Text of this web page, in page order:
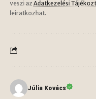
veszi az Adatkezelési
leiratkozhat.
Júlia Kovács